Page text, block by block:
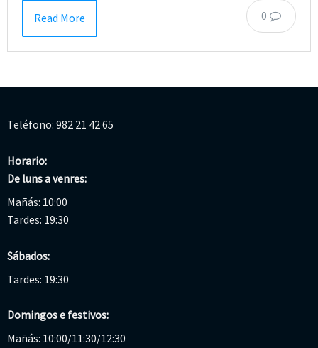
0
Read More
Teléfono: 982 21 42 65
Horario:
De luns a venres:
Mañás: 10:00
Tardes: 19:30
Sábados:
Tardes: 19:30
Domingos e festivos:
Mañás: 10:00/11:30/12:30